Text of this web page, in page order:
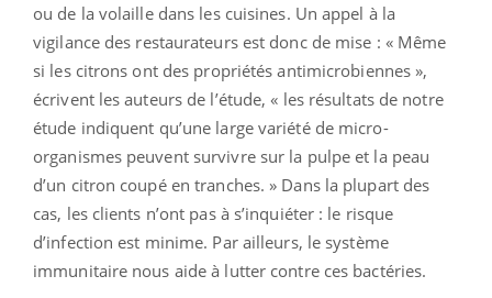
ou de la volaille dans les cuisines. Un appel à la
vigilance des restaurateurs est donc de mise : « Même
si les citrons ont des propriétés antimicrobiennes »,
écrivent les auteurs de l’étude, « les résultats de notre
étude indiquent qu’une large variété de micro-
organismes peuvent survivre sur la pulpe et la peau
d’un citron coupé en tranches. » Dans la plupart des
cas, les clients n’ont pas à s’inquiéter : le risque
d’infection est minime. Par ailleurs, le système
immunitaire nous aide à lutter contre ces bactéries.